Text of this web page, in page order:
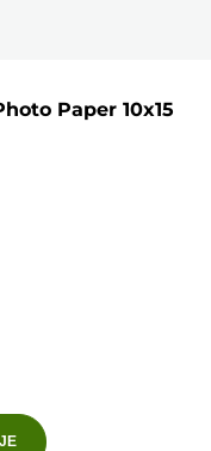
Paper 10x15